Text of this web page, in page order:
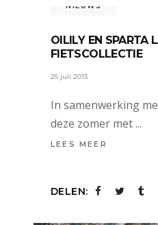
NIEUWS
OILILY EN SPARTA
FIETSCOLLECTIE
25 juli 2013
In samenwerking
deze zomer met
LEES MEER
DELEN: